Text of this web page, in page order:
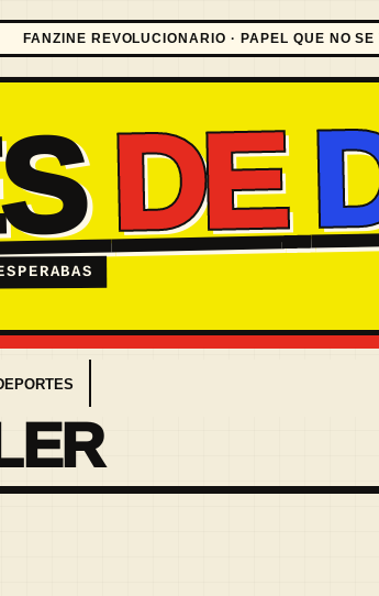
FANZINE REVOLUCIONARIO · PAPEL QUE NO SE
DE